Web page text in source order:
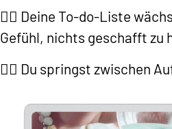
😮‍💨 Deine To-do-Liste
Gefühl, nichts geschafft zu
😮‍💨 Du springst zwischen